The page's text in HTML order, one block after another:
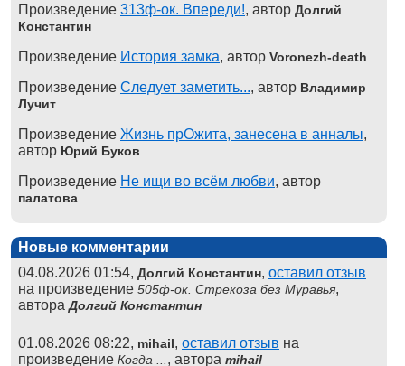
Произведение 313ф-ок. Впереди!, автор Долгий
Константин
Произведение История замка, автор Voronezh-death
Произведение Следует заметить..., автор Владимир
Лучит
Произведение Жизнь прОжита, занесена в анналы,
автор Юрий Буков
Произведение Не ищи во всём любви, автор
палатова
Новые комментарии
04.08.2026 01:54, Долгий Константин, оставил отзыв
на произведение 505ф-ок. Стрекоза без Муравья,
автораДолгий Константин
01.08.2026 08:22, mihail, оставил отзыв на
произведение Когда ... , автора mihail